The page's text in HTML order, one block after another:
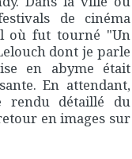
de cinéma
où fut tourné "Un
dont je parle
en abyme était
En attendant,
rendu détaillé du
en images sur